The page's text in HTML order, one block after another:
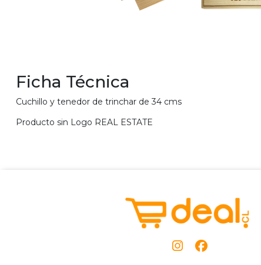
Ficha Técnica
Cuchillo y tenedor de trinchar de 34 cms
Producto sin Logo REAL ESTATE